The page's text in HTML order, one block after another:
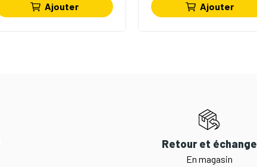
Ajouter Ajouter
Retour et échange
En magasin